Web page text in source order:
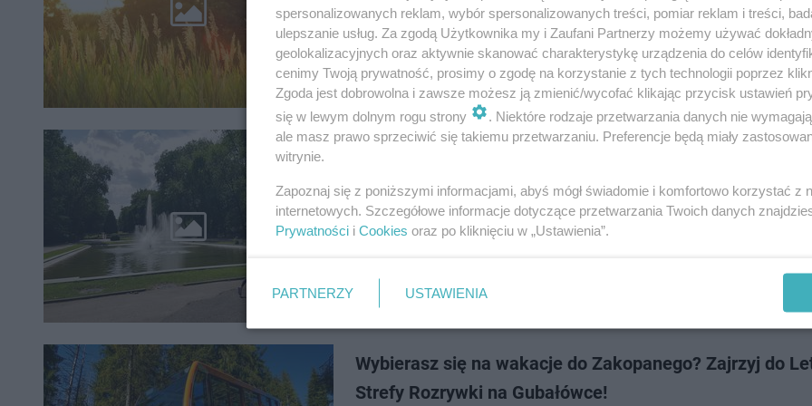
przed upałami, informując o pomarańczowym alercie, który obowiązuje prawie w
Polsce. Prognozy pogody na najbl…
Lato w Białymstoku. Zobacz miejskie atrakcje w
Lato 2023 w Białymstoku. Właśnie kończy się pierwszy tydzień wakacji. Jak
początek tegorocznego lata w naszym mieście? Przygotowaliśmy galerię
Wybierasz się na wakacje do Zakopanego? Zajrzyj do
Strefy Rozrywki na Gubałówce!
spersonalizowanych reklam, wybór spersonalizowanych treści, pomiar reklam i treści,
ulepszanie usług. Za zgodą Użytkownika my i Zaufani Partnerzy możemy używać
geolokalizacyjnych oraz aktywnie skanować charakterystykę urządzenia do celów
cenimy Twoją prywatność, prosimy o zgodę na korzystanie z tych technologii poprzez
Zgoda jest dobrowolna i zawsze możesz ją zmienić/wycofać klikając przycisk ustawień
się w lewym dolnym rogu strony
. Niektóre rodzaje przetwarzania danych nie
ale masz prawo sprzeciwić się takiemu przetwarzaniu. Preferencje będą miały
witrynie.
Zapoznaj się z poniższymi informacjami, abyś mógł świadomie i komfortowo korzystać z
internetowych. Szczegółowe informacje dotyczące przetwarzania Twoich danych
Prywatności i Cookies oraz po kliknięciu w „Ustawienia”.
PARTNERZY USTAWIENIA